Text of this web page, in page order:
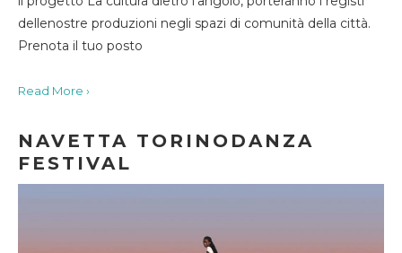
dellenostre produzioni negli spazi di comunità della città.
Prenota il tuo posto
Read More ›
NAVETTA TORINODANZA
FESTIVAL